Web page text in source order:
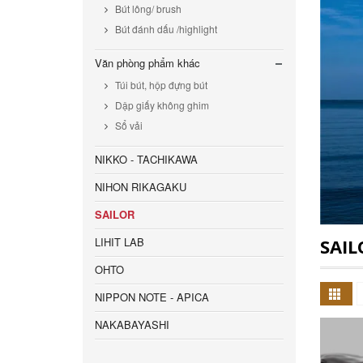
Bút lông/ brush
Bút đánh dấu /highlight
Văn phòng phẩm khác
Túi bút, hộp đựng bút
Dập giấy không ghim
Sổ vải
NIKKO - TACHIKAWA
NIHON RIKAGAKU
SAILOR
LIHIT LAB
OHTO
NIPPON NOTE - APICA
NAKABAYASHI